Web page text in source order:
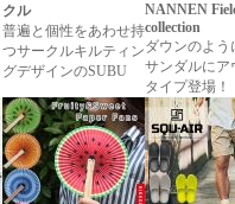
クル
普遍と個性をあわせ持
つサークルキルティン
グデザインのSUBU
NANNEN
collection
ダウンのよう
サンダルにア
タイプ登場！